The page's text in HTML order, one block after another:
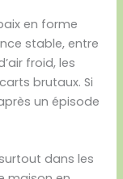
en forme
stable, entre
froid, les
brutaux. Si
un épisode
dans les